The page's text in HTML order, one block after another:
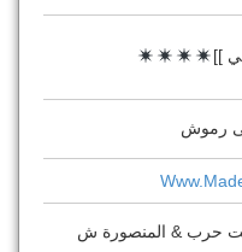
]]
رموش
حرب & المنصورة ش